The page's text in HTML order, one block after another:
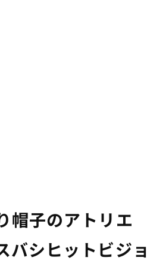
帽子のアトリエ
バシヒットビジョ